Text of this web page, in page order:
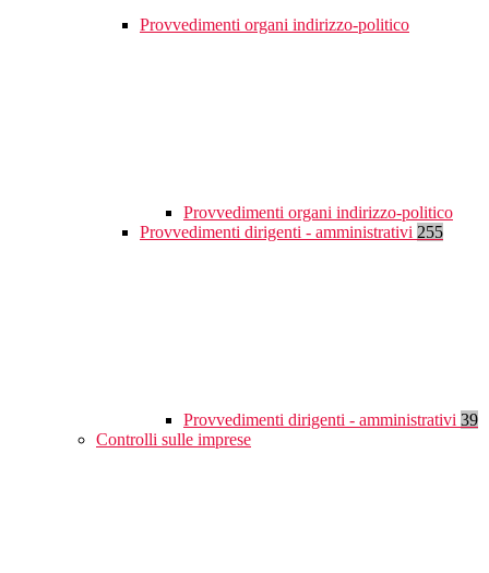
Provvedimenti organi indirizzo-politico
Provvedimenti organi indirizzo-politico
Provvedimenti dirigenti - amministrativi 255
Provvedimenti dirigenti - amministrativi 39
Controlli sulle imprese